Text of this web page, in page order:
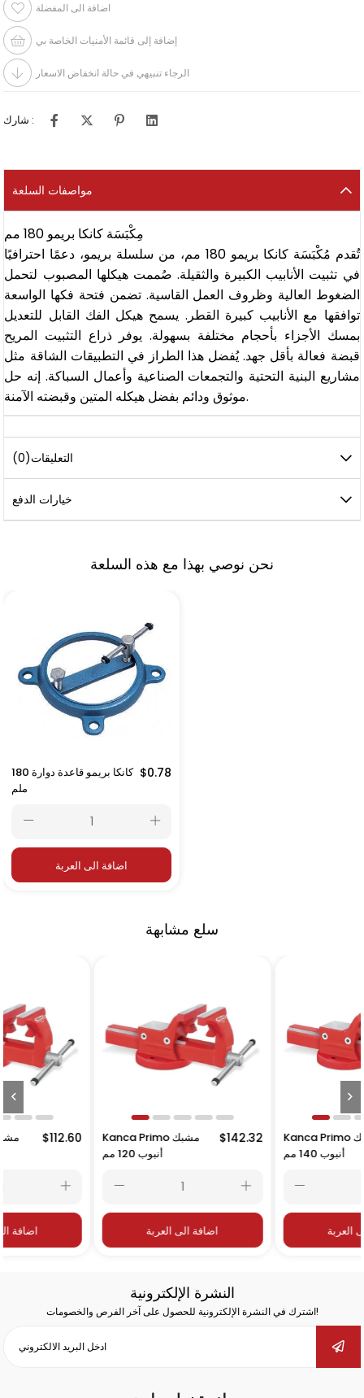
اضافة الى المفضلة
إضافة إلى قائمة الأمنيات الخاصة بي
الرجاء تنبيهي في حالة انخفاض الاسعار
شارك :
مواصفات السلعة
مِكْبَسَة كانكا بريمو 180 مم
تُقدم مُكْبَسَة كانكا بريمو 180 مم، من سلسلة بريمو، دعمًا احترافيًا
في تثبيت الأنابيب الكبيرة والثقيلة. صُممت هيكلها المصبوب لتحمل
الضغوط العالية وظروف العمل القاسية. تضمن فتحة فكها الواسعة
توافقها مع الأنابيب كبيرة القطر. يسمح هيكل الفك القابل للتعديل
بمسك الأجزاء بأحجام مختلفة بسهولة. يوفر ذراع التثبيت المريح
قبضة فعالة بأقل جهد. يُفضل هذا الطراز في التطبيقات الشاقة مثل
مشاريع البنية التحتية والتجمعات الصناعية وأعمال السباكة. إنه حل
موثوق ودائم بفضل هيكله المتين وقبضته الآمنة.
التعليقات(0)
خيارات الدفع
نحن نوصي بهذا مع هذه السلعة
كانكا بريمو قاعدة دوارة 180
ملم
$0.78
اضافة الى العربة
سلع مشابهة
Kanca Primo مشبك
$142.32
Kanca Primo مشبك
النشرة الإلكترونية
اشترك في النشرة الإلكترونية للحصول على آخر الفرص والخصومات!